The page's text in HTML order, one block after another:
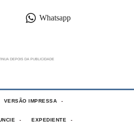
Whatsapp
VERSÃO IMPRESSA
EXPEDIENTE